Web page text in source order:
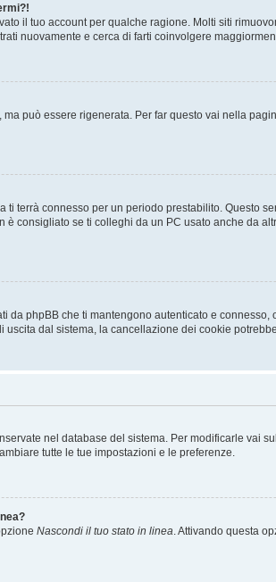
il tuo account per qualche ragione. Molti siti
nuovamente e cerca di farti coinvolgere
può essere rigenerata. Per far questo vai nella
ti terrà connesso per un periodo prestabilito. Questo
consigliato se ti colleghi da un PC usato anche da
da phpBB che ti mantengono autenticato e
dal sistema, la cancellazione dei cookie
nel database del sistema. Per modificarle vai
tutte le tue impostazioni e le preferenze.
Nascondi il tuo stato in linea . Attivando questa